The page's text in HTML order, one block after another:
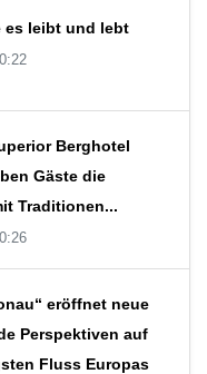
es leibt und lebt
Berghotel
Gäste die
Traditionen...
eröffnet neue
Perspektiven auf
Fluss Europas